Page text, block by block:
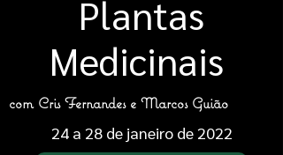
Plantas
Medicinais
com Cris Fernandes e Marcos Guião
24 a 28 de janeiro de 2022